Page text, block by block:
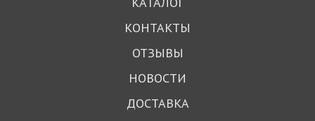
КОНТАКТЫ
ОТЗЫВЫ
НОВОСТИ
ДОСТАВКА